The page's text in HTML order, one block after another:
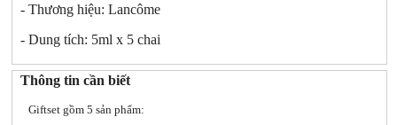
- Thương hiệu: Lancôme
- Dung tích: 5ml x 5 chai
Thông tin cần biết
Giftset gồm 5 sản phẩm: